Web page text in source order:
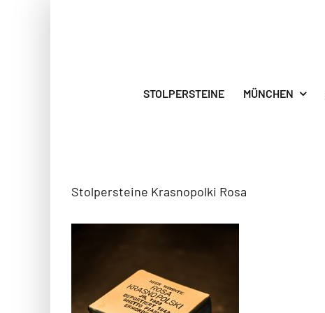
STOLPERSTEINE MÜNCHEN
Stolpersteine Krasnopolki Rosa